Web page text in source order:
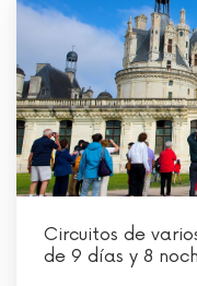
Circuitos de
de 9 días y 8